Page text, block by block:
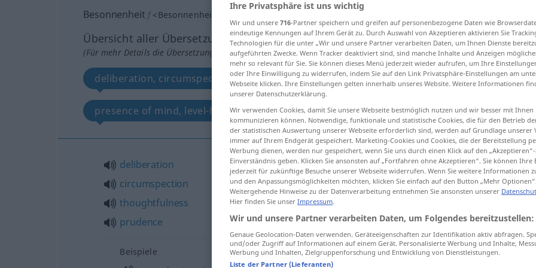
Besonnenheit f <Besonnenheit
Übersicht aller Übersetzungen
(Für mehr Details die Übersetzung anklicken/antippen)
deliberation, circumspection, thoughtfulness, prudence
presence of mind, level-headedness, collectedness
deliberation
circumspection
thoughtfulness
prudence
Besonnenheit Überlegtheit
Beispiele
Ihre Privatsphäre ist uns wichtig
Wir und unsere 716-Partner speichern und greifen auf personenbezogene Daten wie
eindeutige Kennungen auf Ihrem Gerät zu. Durch Auswahl von Akzeptieren aktivieren Sie
Technologien für die unter „Wir und unsere Partner verarbeiten Daten, um Ihnen Dienste
aufgeführten Zwecke. Wenn Tracker deaktiviert sind, sind manche Inhalte und Anzeigen
mehr so relevant für Sie. Sie können dieses Menü jederzeit wieder aufrufen, um Ihre
oder Ihre Einwilligung zu widerrufen, indem Sie auf den Link Privatsphäre-Einstellungen am
Webseite klicken. Ihre Einstellungen gelten innerhalb unseres Website. Weitere Informationen
unserer Datenschutzerklärung.
Wir verwenden Cookies, damit Sie unsere Webseite bestmöglich nutzen und wir besser mit Ihnen
kommunizieren können. Notwendige, funktionale und statistische Cookies, die für den Betrieb
der statistischen Auswertung unserer Webseite erforderlich sind, werden auf Grundlage unserer
immer auf Ihrem Endgerät gespeichert. Marketing-Cookies und Cookies, die der Bereitstellung
Werbung dienen, werden nur gespeichert, wenn Sie uns durch einen Klick auf den
Einverständnis geben. Klicken Sie ansonsten auf „Fortfahren ohne Akzeptieren“. Sie können Ihre
jederzeit für zukünftige Besuche unserer Webseite widerrufen. Wenn Sie weitere Informationen
und den Anpassungsmöglichkeiten möchten, klicken Sie einfach auf den Button „Mehr Optionen“.
Weitergehende Hinweise zu der Datenverarbeitung entnehmen Sie ansonsten unserer
Hier finden Sie unser Impressum.
Wir und unsere Partner verarbeiten Daten, um Folgendes bereitzustellen:
Genaue Geolocation-Daten verwenden. Geräteeigenschaften zur Identifikation aktiv abfragen.
und/oder Zugriff auf Informationen auf einem Gerät. Personalisierte Werbung und Inhalte,
Werbung und Inhalten, Zielgruppenforschung und Entwicklung von Dienstleistungen.
Liste der Partner (Lieferanten)